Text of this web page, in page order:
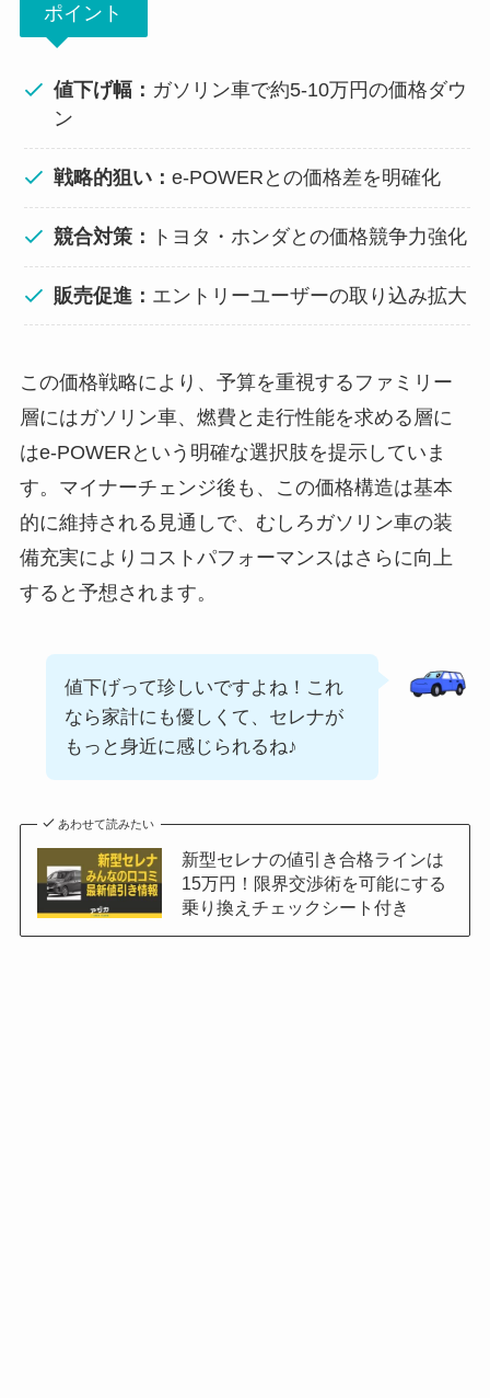
ポイント
値下げ幅： ガソリン車で約5-10万円の価格ダウ
ン
戦略的狙い：e-POWERとの価格差を明確化
競合対策： トヨタ・ホンダとの価格競争力強化
販売促進： エントリーユーザーの取り込み拡大
この価格戦略により、予算を重視するファミリー
層にはガソリン車、燃費と走行性能を求める層に
はe-POWERという明確な選択肢を提示していま
す。マイナーチェンジ後も、この価格構造は基本
的に維持される見通しで、むしろガソリン車の装
備充実によりコストパフォーマンスはさらに向上
すると予想されます。
値下げって珍しいですよね！これ
なら家計にも優しくて、セレナが
もっと身近に感じられるね♪
あわせて読みたい
新型セレナの値引き合格ラインは
15万円！限界交渉術を可能にする
乗り換えチェックシート付き